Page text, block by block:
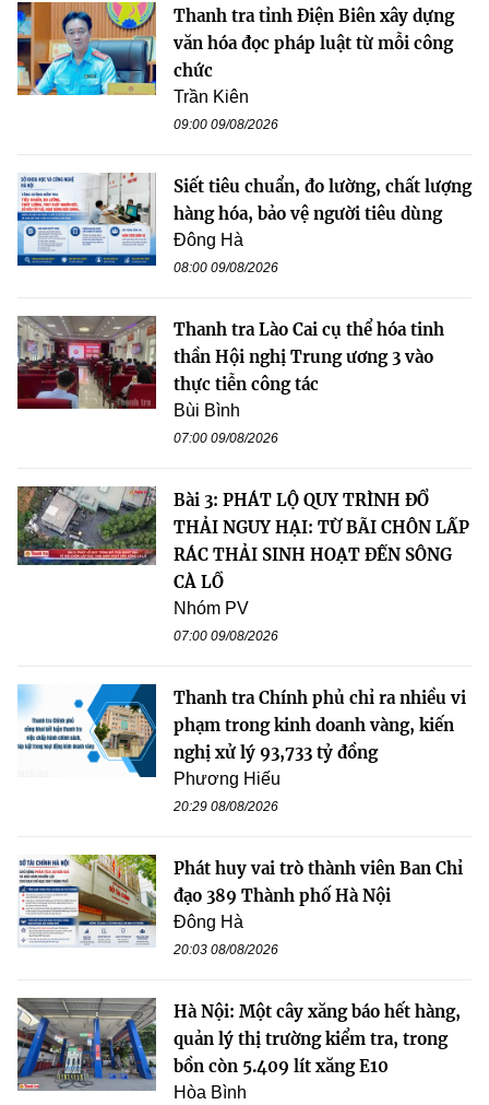
Thanh tra tỉnh Điện Biên xây dựng
văn hóa đọc pháp luật từ mỗi công
chức
Trần Kiên
09:00 09/08/2026
Siết tiêu chuẩn, đo lường, chất lượng
hàng hóa, bảo vệ người tiêu dùng
Đông Hà
08:00 09/08/2026
Thanh tra Lào Cai cụ thể hóa tinh
thần Hội nghị Trung ương 3 vào
thực tiễn công tác
Bùi Bình
07:00 09/08/2026
Bài 3: PHÁT LỘ QUY TRÌNH ĐỔ
THẢI NGUY HẠI: TỪ BÃI CHÔN LẤP
RÁC THẢI SINH HOẠT ĐẾN SÔNG
CÀ LỒ
Nhóm PV
07:00 09/08/2026
Thanh tra Chính phủ chỉ ra nhiều vi
phạm trong kinh doanh vàng, kiến
nghị xử lý 93,733 tỷ đồng
Phương Hiếu
20:29 08/08/2026
Phát huy vai trò thành viên Ban Chỉ
đạo 389 Thành phố Hà Nội
Đông Hà
20:03 08/08/2026
Hà Nội: Một cây xăng báo hết hàng,
quản lý thị trường kiểm tra, trong
bồn còn 5.409 lít xăng E10
Hòa Bình